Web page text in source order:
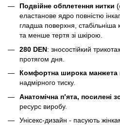
Подвійне обплетення нитки
еластанове ядро повністю
гладша поверхня,
та менше тертя зі шкірою.
280 DEN: зносостійкий
протягом дня.
Комфортна широка манжета
надмірного тиску.
Анатомічна п’ята, посилені
ресурс виробу.
Унісекс-дизайн - пасують